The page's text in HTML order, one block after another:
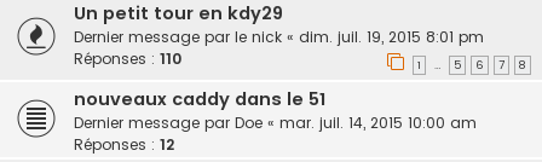
Un petit tour en kdy29
Dernier message par le nick « dim. juil. 19, 2015 8:01 pm
Réponses : 110 1 … 5 6 7 8
nouveaux caddy dans le 51
Dernier message par Doe « mar. juil. 14, 2015 10:00 am
Réponses : 12